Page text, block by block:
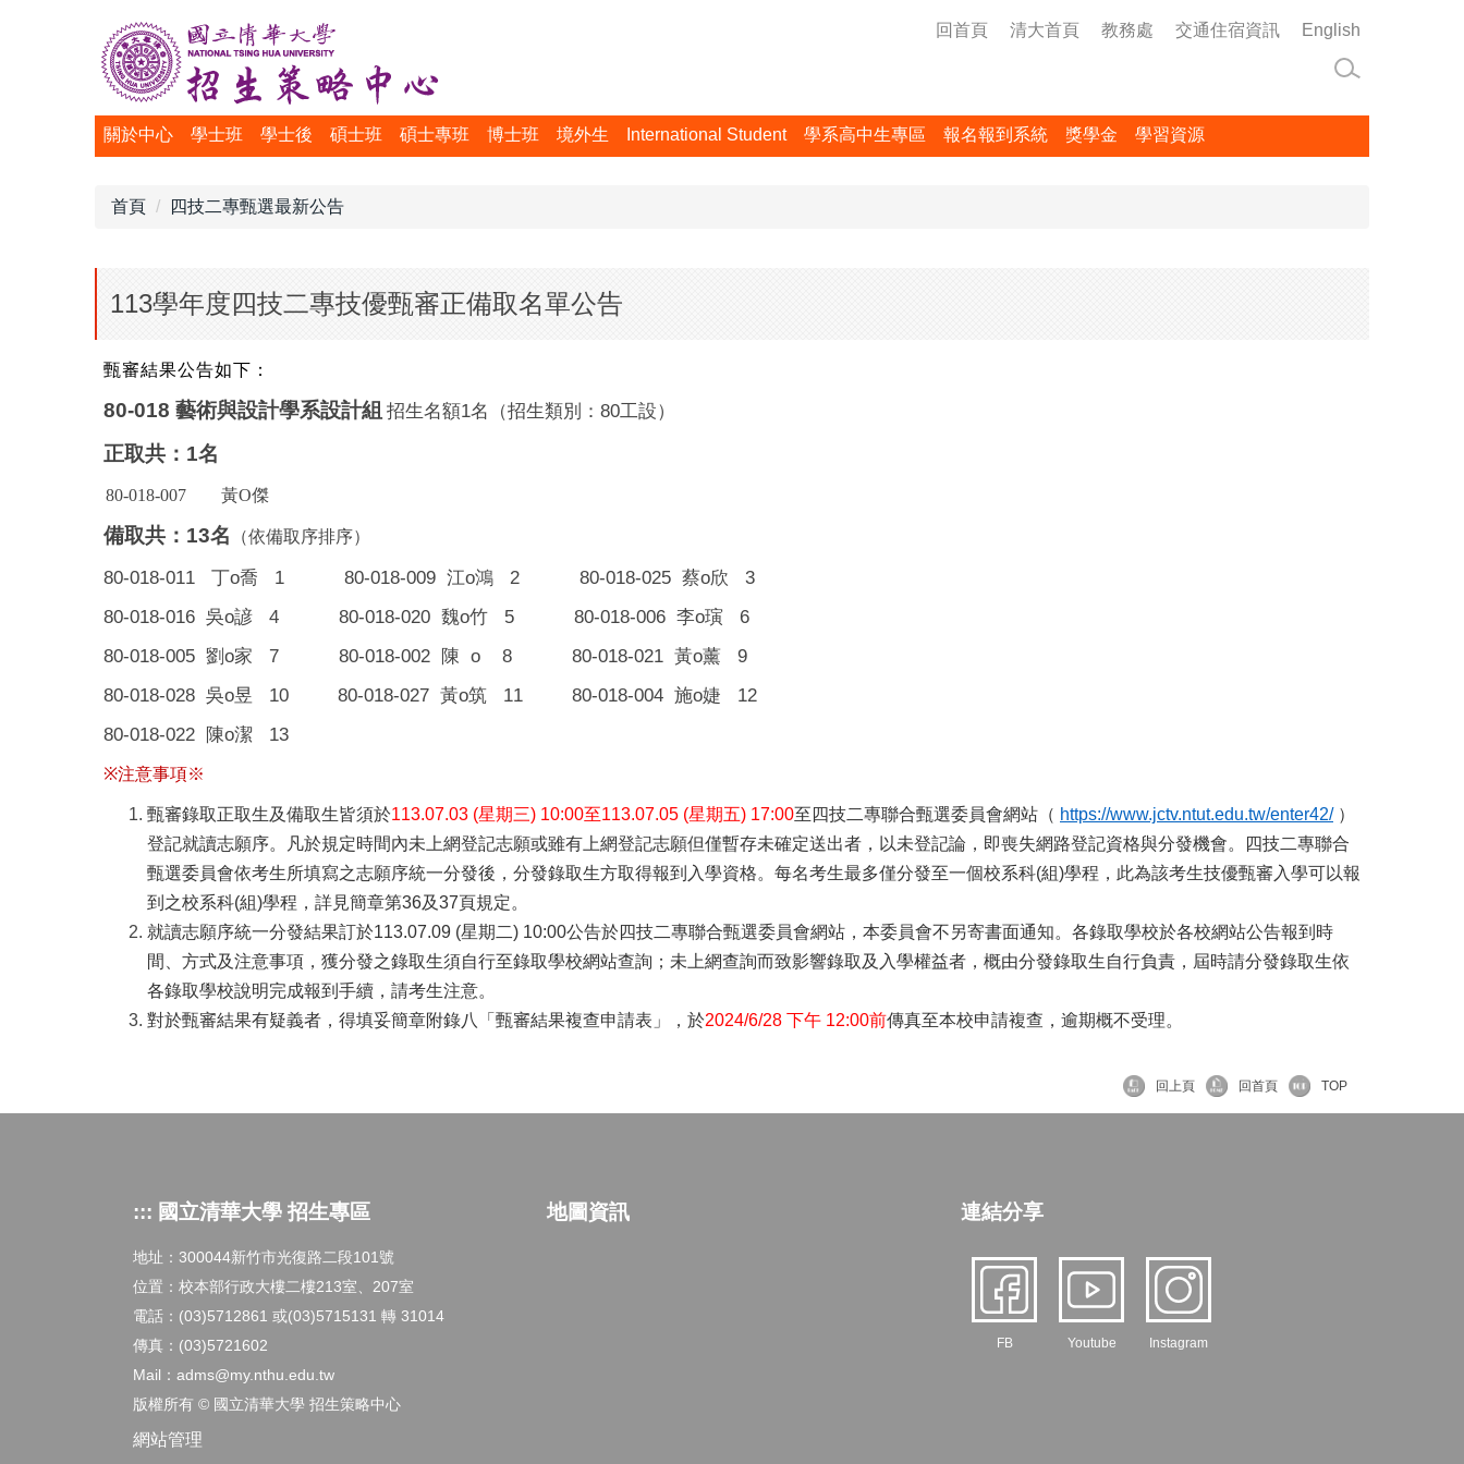
回首頁 清大首頁 教務處 交通住宿資訊 English
關於中心 學士班 學士後 碩士班 碩士專班 博士班 境外生 International Student 學系高中生專區 報名報到系統 獎學金 學習資源
首頁 四技二專甄選最新公告
113學年度四技二專技優甄審正備取名單公告
甄審結果公告如下：
80-018 藝術與設計學系設計組 招生名額1名（招生類別： 80工設）
正取共： 1名
80-018-007 黃O傑
備取共： 13名 （依備取序排序）
80-018-011 丁o喬 1 80-018-009 江o鴻 2 80-018-025 蔡o欣 3
80-018-016 吳o諺 4 80-018-020 魏o竹 5 80-018-006 李o璌 6
80-018-005 劉o家 7 80-018-002 陳 o 8 80-018-021 黃o薰 9
80-018-028 吳o昱 10 80-018-027 黃o筑 11 80-018-004 施o婕 12
80-018-022
陳o潔 13
※注意事項※
甄審錄取正取生及備取生皆須於113.07.03 (星期三) 10:00至113.07.05 (星期五) 17:00至四技二專聯合甄選委員會網站（ https://www.jctv.ntut.edu.tw/enter42/ ）
登記就讀志願序。凡於規定時間內未上網登記志願或雖有上網登記志願但僅暫存未確定送出者，以未登記論，即喪失網路登記資格與分發機會。四技二專聯合
甄選委員會依考生所填寫之志願序統一分發後，分發錄取生方取得報到入學資格。每名考生最多僅分發至一個校系科(組)學程，此為該考生技優甄審入學可以報
到之校系科(組)學程，詳見簡章第36及37頁規定。
就讀志願序統一分發結果訂於113.07.09 (星期二) 10:00公告於四技二專聯合甄選委員會網站，本委員會不另寄書面通知。各錄取學校於各校網站公告報到時
間、方式及注意事項，獲分發之錄取生須自行至錄取學校網站查詢；未上網查詢而致影響錄取及入學權益者，概由分發錄取生自行負責，屆時請分發錄取生依
各錄取學校說明完成報到手續，請考生注意。
對於甄審結果有疑義者，得填妥簡章附錄八「甄審結果複查申請表」，於2024/6/28 下午 12:00前傳真至本校申請複查，逾期概不受理。
回上頁 回首頁 TOP
::: 國立清華大學 招生專區
地址：300044新竹市光復路二段101號
位置：校本部行政大樓二樓213室、207室
電話：(03)5712861 或(03)5715131 轉 31014
傳真：(03)5721602
Mail：adms@my.nthu.edu.tw
版權所有 © 國立清華大學 招生策略中心
網站管理
地圖資訊 連結分享
FB Youtube Instagram